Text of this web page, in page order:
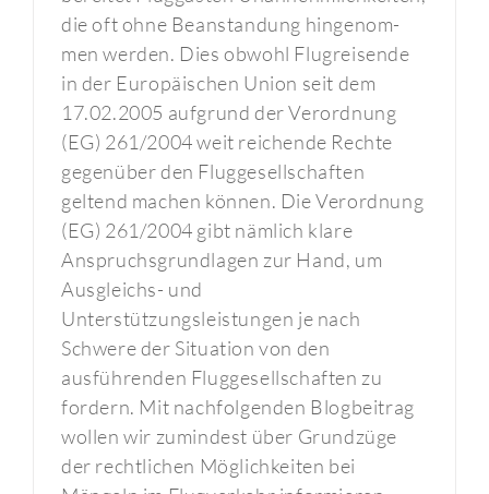
die oft ohne Beanstandung hingenom-
men werden. Dies obwohl Flugreisende
in der Europäischen Union seit dem
17.02.2005 aufgrund der Verordnung
(EG) 261/2004 weit reichende Rechte
gegenüber den Fluggesellschaften
geltend machen können. Die Verordnung
(EG) 261/2004 gibt nämlich klare
Anspruchsgrundlagen zur Hand, um
Ausgleichs- und
Unterstützungsleistungen je nach
Schwere der Situation von den
ausführenden Fluggesellschaften zu
fordern. Mit nachfolgenden Blogbeitrag
wollen wir zumindest über Grundzüge
der rechtlichen Möglichkeiten bei